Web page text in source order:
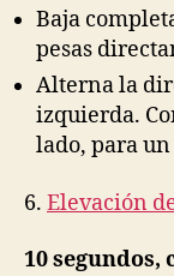
Baja
pesas
Alterna la
izquierda.
lado, para
6. Elevación
10 segundos,